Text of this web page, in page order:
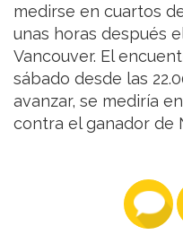
medirse en cuartos
unas horas después
Vancouver. El
sábado desde las
avanzar, se mediría
contra el ganador de